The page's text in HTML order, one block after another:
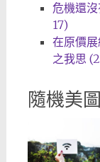
危機還
17)
在原價
之我思
隨機美圖